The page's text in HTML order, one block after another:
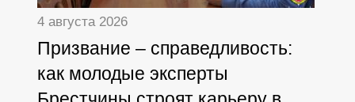
4 августа 2026
Призвание – справедливость:
как молодые эксперты